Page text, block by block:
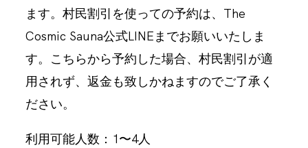
ます。村民割引を使っての予約は、The
Cosmic Sauna公式LINEまでお願いいたしま
す。こちらから予約した場合、村民割引が適
用されず、返金も致しかねますのでご了承く
ださい。
利用可能人数：1〜4人